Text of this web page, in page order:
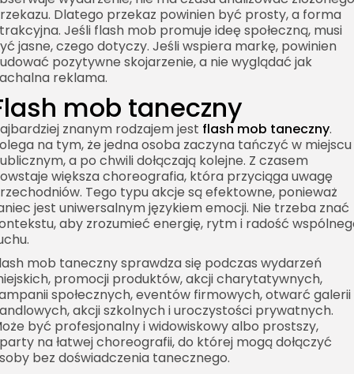
Dlatego przekaz powinien być prosty, a forma
Jeśli flash mob promuje ideę społeczną, musi
jasne, czego dotyczy. Jeśli wspiera markę, powinien
pozytywne skojarzenie, a nie wyglądać jak
reklama.
mob taneczny
znanym rodzajem jest flash mob taneczny.
na tym, że jedna osoba zaczyna tańczyć w miejscu
a po chwili dołączają kolejne. Z czasem
większa choreografia, która przyciąga uwagę
Tego typu akcje są efektowne, ponieważ
jest uniwersalnym językiem emocji. Nie trzeba znać
aby zrozumieć energię, rytm i radość
mob taneczny sprawdza się podczas wydarzeń
promocji produktów, akcji charytatywnych,
społecznych, eventów firmowych, otwarć galerii
akcji szkolnych i uroczystości prywatnych.
być profesjonalny i widowiskowy albo prostszy,
na łatwej choreografii, do której mogą dołączyć
bez doświadczenia tanecznego.